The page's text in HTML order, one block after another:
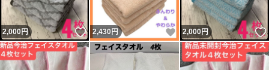
2,000円 いいね！
2,430 円 いいね！
2,000円